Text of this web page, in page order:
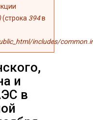
(строка 394в
includes/
и
в